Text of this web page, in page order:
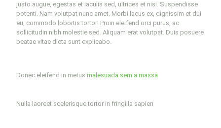
justo augue, egestas et iaculis sed, ultrices et nisi. Suspendisse
potenti. Nam volutpat nunc amet. Morbi lacus ex, dignissim et dui
eu, commodo lobortis tortor! Proin eleifend orci purus, ac
sollicitudin nibh molestie sed. Aliquam erat volutpat. Duis posuere
beatae vitae dicta sunt explicabo.
Donec eleifend in metus malesuada sem a massa
Nulla laoreet scelerisque tortor in fringilla sapien